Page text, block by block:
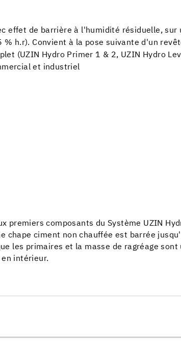
effet de barrière à l'humidité résiduelle,
% h.r). Convient à la pose suivante d'un
(UZIN Hydro Primer 1 & 2, UZIN Hydro
et industriel
premiers composants du Système UZIN
chape ciment non chauffée est barrée
les primaires et la masse de ragréage
en intérieur.